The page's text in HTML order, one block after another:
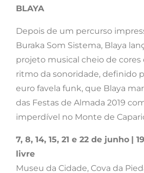
BLAYA
Depois de um percurso
Buraka Som Sistema, Blaya
projeto musical cheio de cores
ritmo da sonoridade, definido
euro favela funk, que Blaya
das Festas de Almada 2019
imperdível no Monte de
7, 8, 14, 15, 21 e 22 de junho
|
livre
Museu da Cidade, Cova da